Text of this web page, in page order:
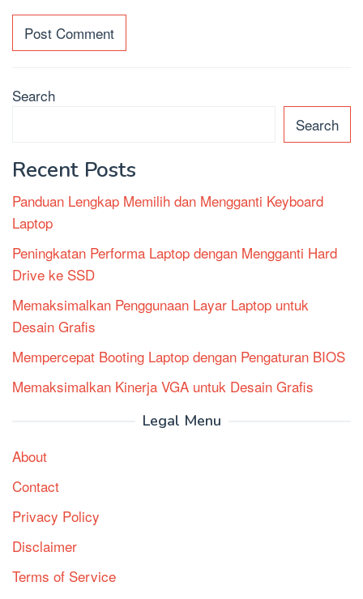
Search
Search
Recent Posts
Panduan Lengkap Memilih dan Mengganti Keyboard
Laptop
Peningkatan Performa Laptop dengan Mengganti Hard
Drive ke SSD
Memaksimalkan Penggunaan Layar Laptop untuk
Desain Grafis
Mempercepat Booting Laptop dengan Pengaturan BIOS
Memaksimalkan Kinerja VGA untuk Desain Grafis
Legal Menu
About
Contact
Privacy Policy
Disclaimer
Terms of Service